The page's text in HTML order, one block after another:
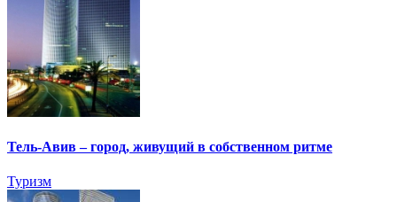
Тель-Авив – город, живущий в собственном ритме
Туризм